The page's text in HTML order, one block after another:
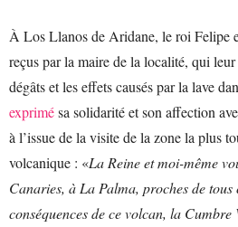
À Los Llanos de Aridane, le roi Felipe
reçus par la maire de la localité, qui leur
dégâts et les effets causés par la lave
exprimésa solidarité et son affection
à l’issue de la visite de la zone la plus
volcanique : «La Reine et moi-même
Canaries, à La Palma, proches de tous
conséquences de ce volcan, la